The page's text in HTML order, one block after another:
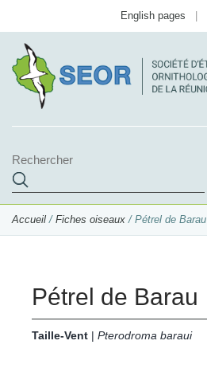
English pages
Accueil / Fiches oiseaux / Pétrel de Barau
Pétrel de Barau
Taille-Vent | Pterodroma baraui